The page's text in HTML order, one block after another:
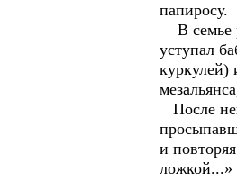
папиросу.
В семье
уступал
куркулей)
После
и
ложкой...»